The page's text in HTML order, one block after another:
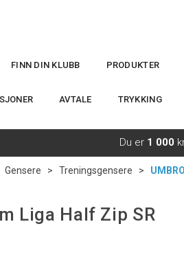
FINN DIN KLUBB PRODUKTER
AVTALE TRYKKING
Du er 1 000
Gensere > Treningsgensere >
Liga Half Zip SR